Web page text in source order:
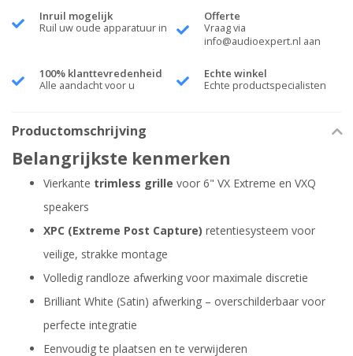
Inruil mogelijk
Ruil uw oude apparatuur in
Offerte
Vraag via
info@audioexpert.nl aan
100% klanttevredenheid
Alle aandacht voor u
Echte winkel
Echte productspecialisten
Productomschrijving
Belangrijkste kenmerken
Vierkante trimless grille voor 6" VX Extreme en VXQ
speakers
XPC (Extreme Post Capture) retentiesysteem voor
veilige, strakke montage
Volledig randloze afwerking voor maximale discretie
Brilliant White (Satin) afwerking – overschilderbaar voor
perfecte integratie
Eenvoudig te plaatsen en te verwijderen